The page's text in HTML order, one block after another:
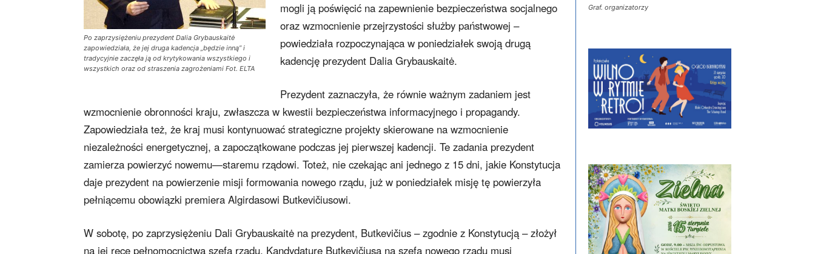
Po zaprzysiężeniu prezydent Dalia Grybauskaitė
zapowiedziała, że jej druga kadencja „będzie inną” i
tradycyjnie zaczęła ją od krytykowania wszystkiego i
wszystkich oraz od straszenia zagrożeniami Fot. ELTA
mogli ją poświęcić na zapewnienie bezpieczeństwa socjalnego
oraz wzmocnienie przejrzystości służby państwowej –
powiedziała rozpoczynająca w poniedziałek swoją drugą
kadencję prezydent Dalia Grybauskaitė.
Prezydent zaznaczyła, że równie ważnym zadaniem jest
wzmocnienie obronności kraju, zwłaszcza w kwestii bezpieczeństwa informacyjnego i propagandy.
Zapowiedziała też, że kraj musi kontynuować strategiczne projekty skierowane na wzmocnienie
niezależności energetycznej, a zapoczątkowane podczas jej pierwszej kadencji. Te zadania prezydent
zamierza powierzyć nowemu—staremu rządowi. Toteż, nie czekając ani jednego z 15 dni, jakie Konstytucja
daje prezydent na powierzenie misji formowania nowego rządu, już w poniedziałek misję tę powierzyła
pełniącemu obowiązki premiera Algirdasowi Butkevičiusowi.
W sobotę, po zaprzysiężeniu Dali Grybauskaitė na prezydent, Butkevičius – zgodnie z Konstytucją – złożył
na jej ręce pełnomocnictwa szefa rządu. Kandydaturę Butkevičiusa na szefa nowego rządu musi
Graf. organizatorzy